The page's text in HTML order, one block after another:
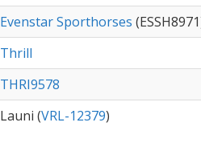
Evenstar Sporthorses
Thrill
THRI9578
Launi (VRL-12379)